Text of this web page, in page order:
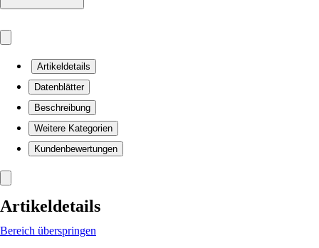
Artikeldetails
Datenblätter
Beschreibung
Weitere Kategorien
Kundenbewertungen
Artikeldetails
Bereich überspringen